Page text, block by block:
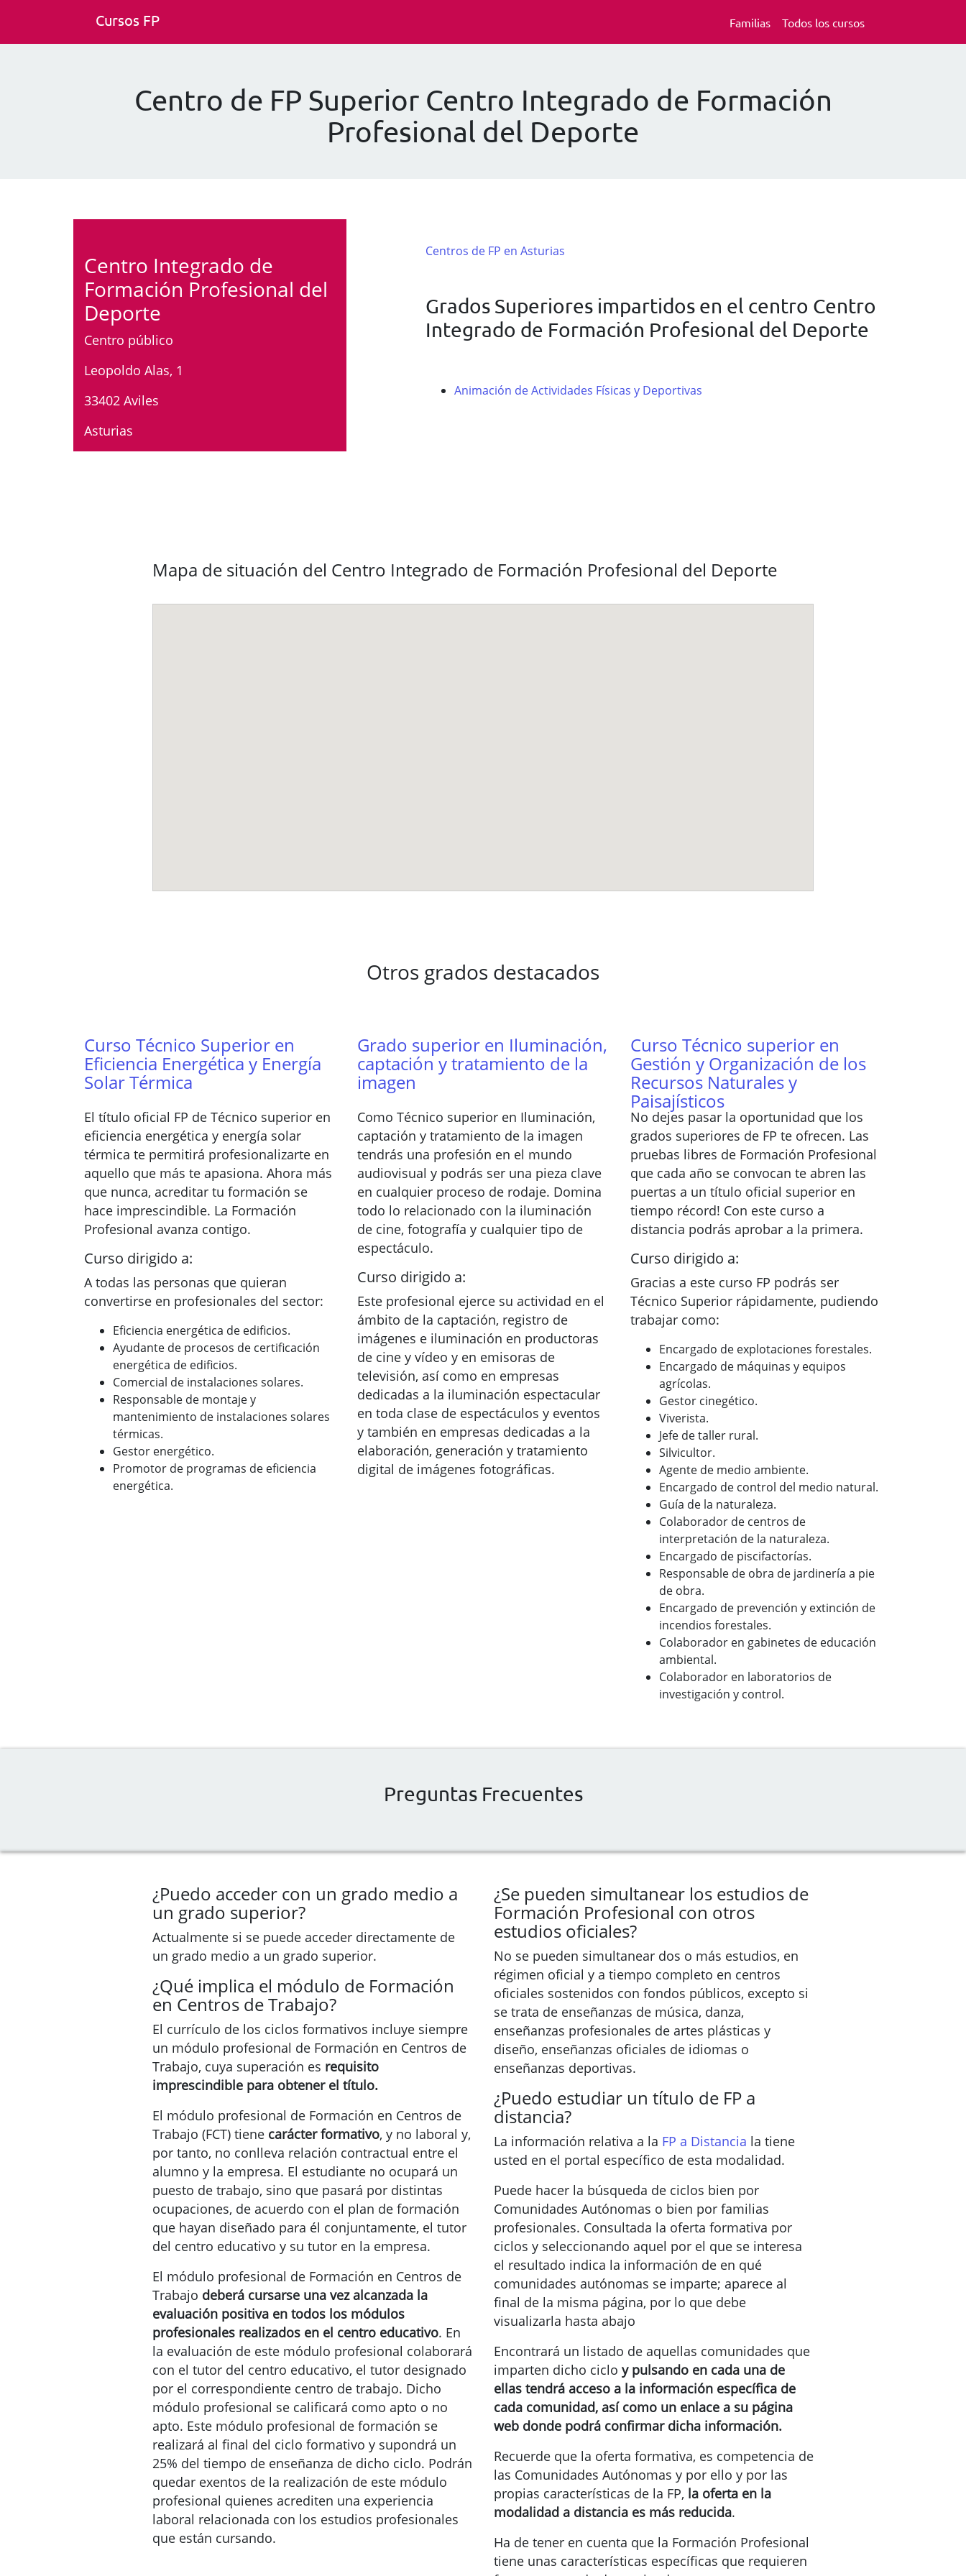
Cursos FP Familias Todos los cursos
Centro de FP Superior Centro Integrado de Formación
Profesional del Deporte
Centro Integrado de
Formación Profesional del
Deporte
Centro público
Leopoldo Alas, 1
33402 Aviles
Asturias
Centros de FP en Asturias
Grados Superiores impartidos en el centro Centro
Integrado de Formación Profesional del Deporte
Animación de Actividades Físicas y Deportivas
Mapa de situación del Centro Integrado de Formación Profesional del Deporte
Otros grados destacados
Curso Técnico Superior en
Eficiencia Energética y Energía
Solar Térmica
El título oficial FP de Técnico superior en
eficiencia energética y energía solar
térmica te permitirá profesionalizarte en
aquello que más te apasiona. Ahora más
que nunca, acreditar tu formación se
hace imprescindible. La Formación
Profesional avanza contigo.
Curso dirigido a:
A todas las personas que quieran
convertirse en profesionales del sector:
Eficiencia energética de edificios.
Ayudante de procesos de certificación
energética de edificios.
Comercial de instalaciones solares.
Responsable de montaje y
mantenimiento de instalaciones solares
térmicas.
Gestor energético.
Promotor de programas de eficiencia
energética.
Grado superior en Iluminación,
captación y tratamiento de la
imagen
Como Técnico superior en Iluminación,
captación y tratamiento de la imagen
tendrás una profesión en el mundo
audiovisual y podrás ser una pieza clave
en cualquier proceso de rodaje. Domina
todo lo relacionado con la iluminación
de cine, fotografía y cualquier tipo de
espectáculo.
Curso dirigido a:
Este profesional ejerce su actividad en el
ámbito de la captación, registro de
imágenes e iluminación en productoras
de cine y vídeo y en emisoras de
televisión, así como en empresas
dedicadas a la iluminación espectacular
en toda clase de espectáculos y eventos
y también en empresas dedicadas a la
elaboración, generación y tratamiento
digital de imágenes fotográficas.
Curso Técnico superior en
Gestión y Organización de los
Recursos Naturales y
Paisajísticos
No dejes pasar la oportunidad que los
grados superiores de FP te ofrecen. Las
pruebas libres de Formación Profesional
que cada año se convocan te abren las
puertas a un título oficial superior en
tiempo récord! Con este curso a
distancia podrás aprobar a la primera.
Curso dirigido a:
Gracias a este curso FP podrás ser
Técnico Superior rápidamente, pudiendo
trabajar como:
Encargado de explotaciones forestales.
Encargado de máquinas y equipos
agrícolas.
Gestor cinegético.
Viverista.
Jefe de taller rural.
Silvicultor.
Agente de medio ambiente.
Encargado de control del medio natural.
Guía de la naturaleza.
Colaborador de centros de
interpretación de la naturaleza.
Encargado de piscifactorías.
Responsable de obra de jardinería a pie
de obra.
Encargado de prevención y extinción de
incendios forestales.
Colaborador en gabinetes de educación
ambiental.
Colaborador en laboratorios de
investigación y control.
Preguntas Frecuentes
¿Puedo acceder con un grado medio a
un grado superior?
Actualmente si se puede acceder directamente de
un grado medio a un grado superior.
¿Qué implica el módulo de Formación
en Centros de Trabajo?
El currículo de los ciclos formativos incluye siempre
un módulo profesional de Formación en Centros de
Trabajo, cuya superación es requisito
imprescindible para obtener el título.
El módulo profesional de Formación en Centros de
Trabajo (FCT) tiene carácter formativo, y no laboral y,
por tanto, no conlleva relación contractual entre el
alumno y la empresa. El estudiante no ocupará un
puesto de trabajo, sino que pasará por distintas
ocupaciones, de acuerdo con el plan de formación
que hayan diseñado para él conjuntamente, el tutor
del centro educativo y su tutor en la empresa.
El módulo profesional de Formación en Centros de
Trabajo deberá cursarse una vez alcanzada la
evaluación positiva en todos los módulos
profesionales realizados en el centro educativo. En
la evaluación de este módulo profesional colaborará
con el tutor del centro educativo, el tutor designado
por el correspondiente centro de trabajo. Dicho
módulo profesional se calificará como apto o no
apto. Este módulo profesional de formación se
realizará al final del ciclo formativo y supondrá un
25% del tiempo de enseñanza de dicho ciclo. Podrán
quedar exentos de la realización de este módulo
profesional quienes acrediten una experiencia
laboral relacionada con los estudios profesionales
que están cursando.
¿Se pueden simultanear los estudios de
Formación Profesional con otros
estudios oficiales?
No se pueden simultanear dos o más estudios, en
régimen oficial y a tiempo completo en centros
oficiales sostenidos con fondos públicos, excepto si
se trata de enseñanzas de música, danza,
enseñanzas profesionales de artes plásticas y
diseño, enseñanzas oficiales de idiomas o
enseñanzas deportivas.
¿Puedo estudiar un título de FP a
distancia?
La información relativa a la FP a Distancia la tiene
usted en el portal específico de esta modalidad.
Puede hacer la búsqueda de ciclos bien por
Comunidades Autónomas o bien por familias
profesionales. Consultada la oferta formativa por
ciclos y seleccionando aquel por el que se interesa
el resultado indica la información de en qué
comunidades autónomas se imparte; aparece al
final de la misma página, por lo que debe
visualizarla hasta abajo
Encontrará un listado de aquellas comunidades que
imparten dicho ciclo y pulsando en cada una de
ellas tendrá acceso a la información específica de
cada comunidad, así como un enlace a su página
web donde podrá confirmar dicha información.
Recuerde que la oferta formativa, es competencia de
las Comunidades Autónomas y por ello y por las
propias características de la FP, la oferta en la
modalidad a distancia es más reducida.
Ha de tener en cuenta que la Formación Profesional
tiene unas características específicas que requieren